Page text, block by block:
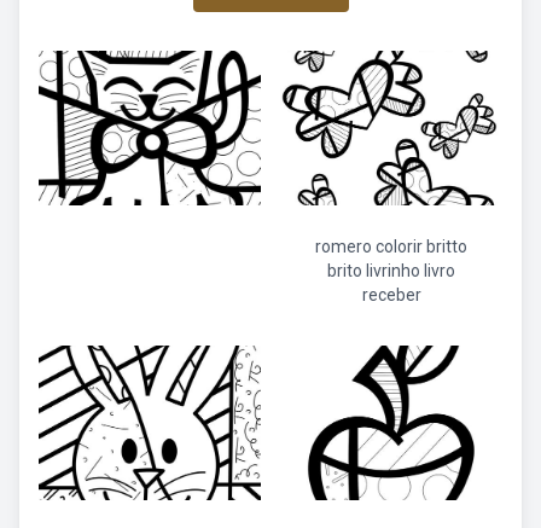
romero colorir britto
brito livrinho livro
receber